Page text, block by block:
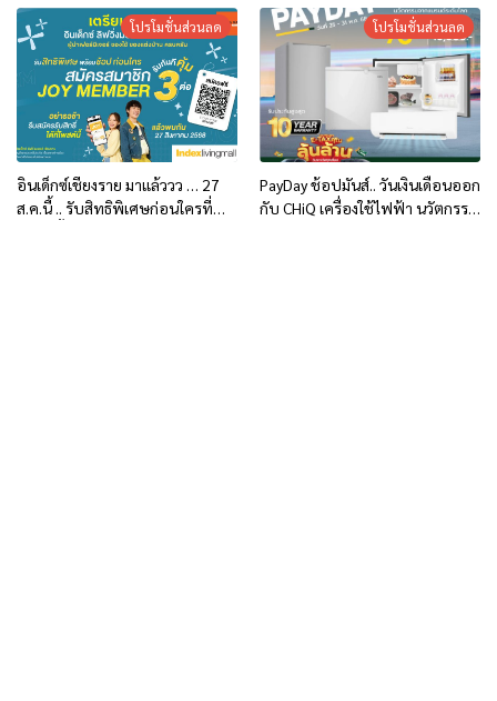
มอลล์ เชียงราย
โปรสุดพิเศษที่จุกใจ๋แต๊ๆ
โปรโมชั่นส่วนลด
อินเด็กซ์เชียงราย มาแล้ววว … 27
ส.ค.นี้ .. รับสิทธิพิเศษก่อนใครที่
โปรโมชั่นส่วนลด
PayDay ช้อปมันส์.. วันเงินเดือนออก
กับ CHiQ เครื่องใช้ไฟฟ้า นวัตกรรม